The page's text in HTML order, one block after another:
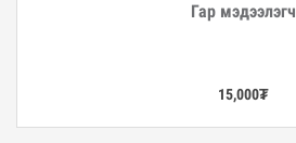
Гар мэдээлэгч
15,000₮